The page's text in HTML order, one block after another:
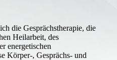
die Gesprächstherapie, die
Heilarbeit, des
energetischen
Körper-, Gesprächs- und